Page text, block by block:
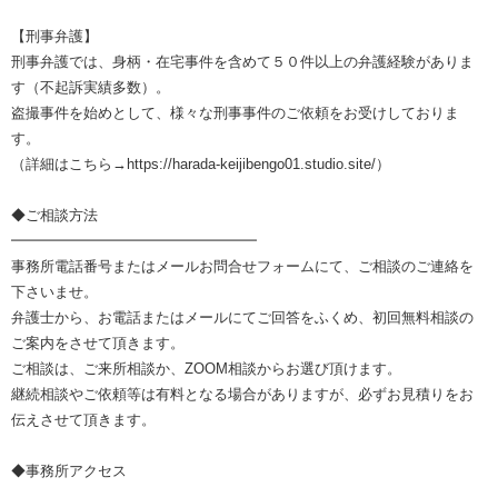
【刑事弁護】
刑事弁護では、身柄・在宅事件を含めて５０件以上の弁護経験がありま
す（不起訴実績多数）。
盗撮事件を始めとして、様々な刑事事件のご依頼をお受けしておりま
す。
（詳細はこちら→https://harada-keijibengo01.studio.site/）
◆ご相談方法
━━━━━━━━━━━━━━━━━
事務所電話番号またはメールお問合せフォームにて、ご相談のご連絡を
下さいませ。
弁護士から、お電話またはメールにてご回答をふくめ、初回無料相談の
ご案内をさせて頂きます。
ご相談は、ご来所相談か、ZOOM相談からお選び頂けます。
継続相談やご依頼等は有料となる場合がありますが、必ずお見積りをお
伝えさせて頂きます。
◆事務所アクセス